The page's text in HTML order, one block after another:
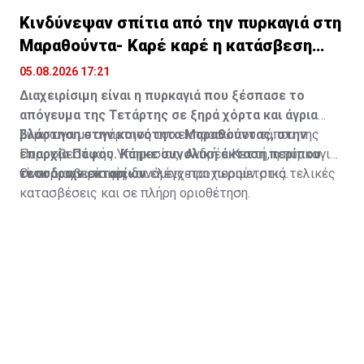
Κινδύνεψαν σπίτια από την πυρκαγιά στη
Μαραθούντα- Καρέ καρέ η κατάσβεση
(vid)
05.08.2026 17:21
Διαχειρίσιμη είναι η πυρκαγιά που ξέσπασε το
απόγευμα της Τετάρτης σε ξηρά χόρτα και άγρια
βλάστηση στην κοινότητα Μαραθούντας, στην
επαρχία Πάφου. Κάηκε συνολική έκταση περίπου
τεσσάρων εκταρίων.
Σύμφωνα με ανάρτηση του εκπροσώπου τύπου της
Πυροσβεστικής Υπηρεσίας, Ανδρέα Κεττή, η πυρκαγιά
είναι διαχειρίσιμη και ελέγχεται περιμετρικά.
Οι πυροσβεστικές δυνάμεις προχωρούν στις τελικές
κατασβέσεις και σε πλήρη οριοθέτηση.